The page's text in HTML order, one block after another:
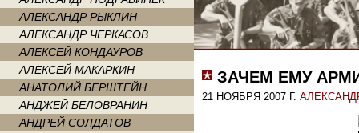
АЛЕКСАНДР РЫКЛИН
АЛЕКСАНДР ЧЕРКАСОВ
АЛЕКСЕЙ КОНДАУРОВ
АЛЕКСЕЙ МАКАРКИН
АНАТОЛИЙ БЕРШТЕЙН
АНДЖЕЙ БЕЛОВРАНИН
АНДРЕЙ СОЛДАТОВ
ЗАЧЕМ ЕМУ
21 НОЯБРЯ 2007 Г.